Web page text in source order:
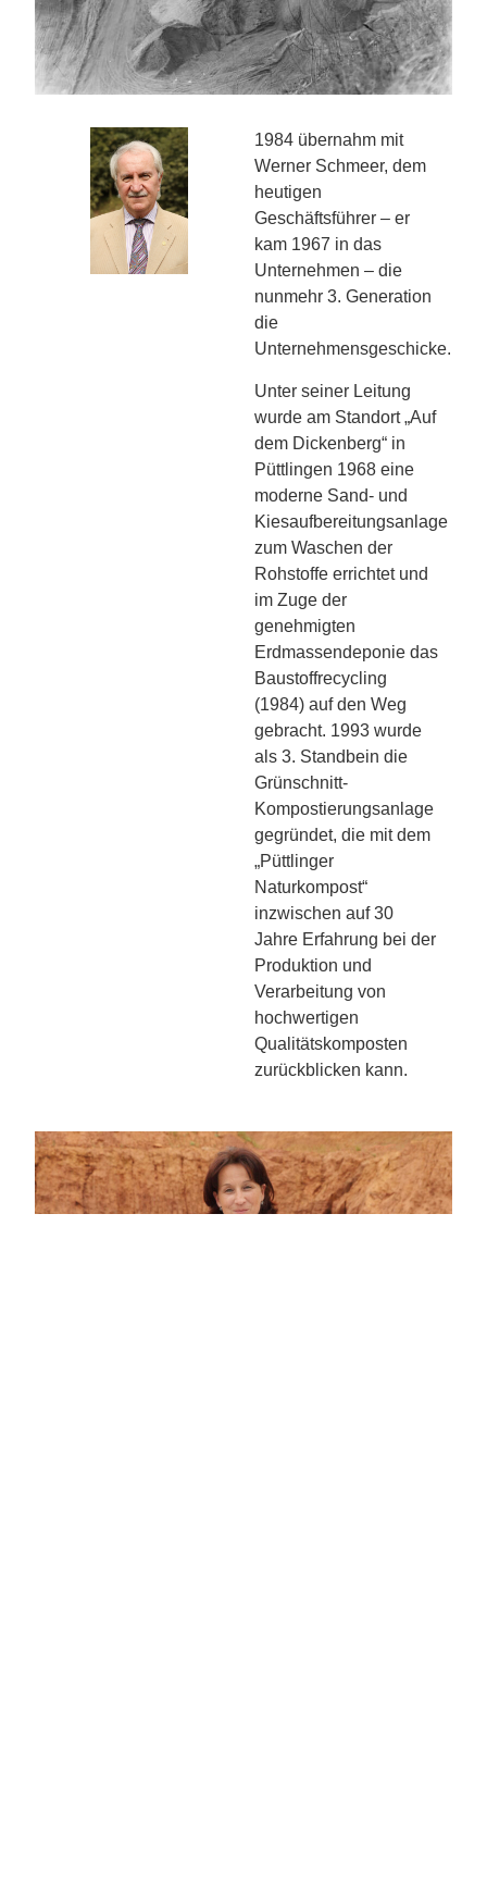
1984 übernahm mit
Werner Schmeer, dem
heutigen
Geschäftsführer – er
kam 1967 in das
Unternehmen – die
nunmehr 3. Generation
die
Unternehmensgeschicke.
Unter seiner Leitung
wurde am Standort „Auf
dem Dickenberg“ in
Püttlingen 1968 eine
moderne Sand- und
Kiesaufbereitungsanlage
zum Waschen der
Rohstoffe errichtet und
im Zuge der
genehmigten
Erdmassendeponie das
Baustoffrecycling
(1984) auf den Weg
gebracht. 1993 wurde
als 3. Standbein die
Grünschnitt-
Kompostierungsanlage
gegründet, die mit dem
„Püttlinger
Naturkompost“
inzwischen auf 30
Jahre Erfahrung bei der
Produktion und
Verarbeitung von
hochwertigen
Qualitätskomposten
zurückblicken kann.